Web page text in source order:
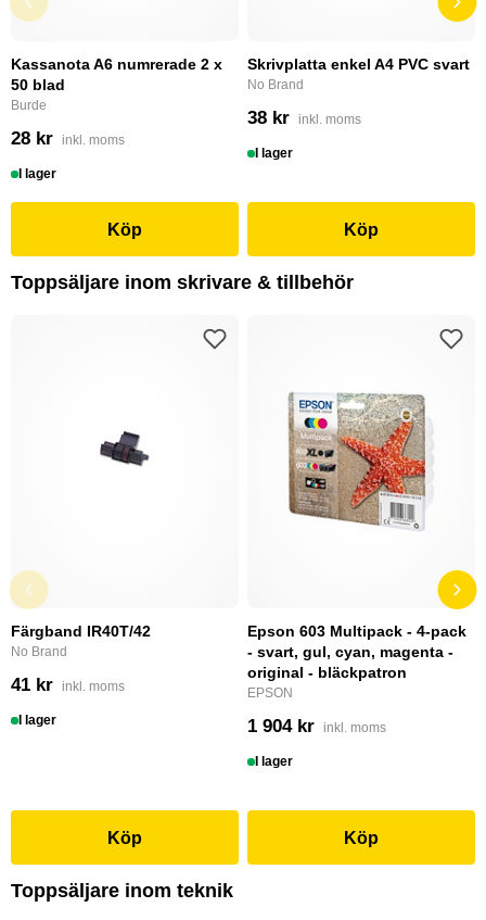
Kassanota A6 numrerade 2 x
50 blad
Burde
28 kr inkl. moms
I lager
Köp
Skrivplatta enkel A4 PVC svart
No Brand
38 kr inkl. moms
I lager
Köp
Toppsäljare inom skrivare & tillbehör
Färgband IR40T/42
No Brand
41 kr inkl. moms
I lager
Köp
Epson 603 Multipack - 4-pack
- svart, gul, cyan, magenta -
original - bläckpatron
EPSON
1 904 kr inkl. moms
I lager
Köp
Toppsäljare inom teknik